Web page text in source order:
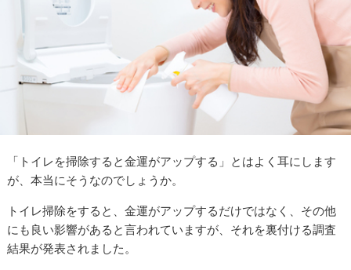
「トイレを掃除すると金運がアップする」とはよく耳にします
が、本当にそうなのでしょうか。
トイレ掃除をすると、金運がアップするだけではなく、その他
にも良い影響があると言われていますが、それを裏付ける調査
結果が発表されました。